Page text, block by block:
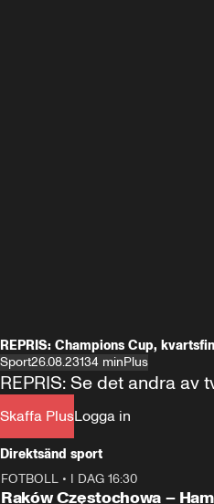
REPRIS: Champions Cup,
Sport26.08.23134 minPlus
Skaffa PlusLogga in
REPRIS: Se det andra
Direktsänd sport
Plus
FOTBOLL • I DAG 16:30
Raków Częstochowa –